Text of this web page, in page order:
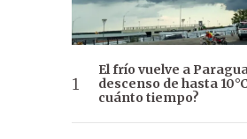
El frío vuelve a
descenso de hasta
cuánto tiempo?